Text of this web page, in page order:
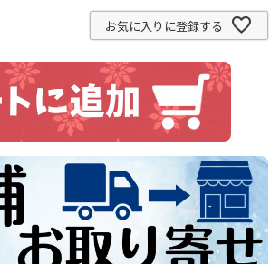
お気に入りに登録する